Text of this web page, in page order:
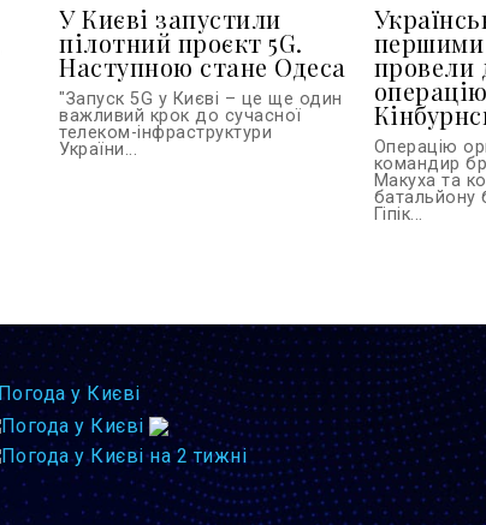
У Києві запустили
пілотний проєкт 5G.
Наступною стане Одеса
"Запуск 5G у Києві – це ще один
важливий крок до сучасної
телеком-інфраструктури
України...
першими
провели
Операцію
командир
Макуха та
батальйону
Гіпік...